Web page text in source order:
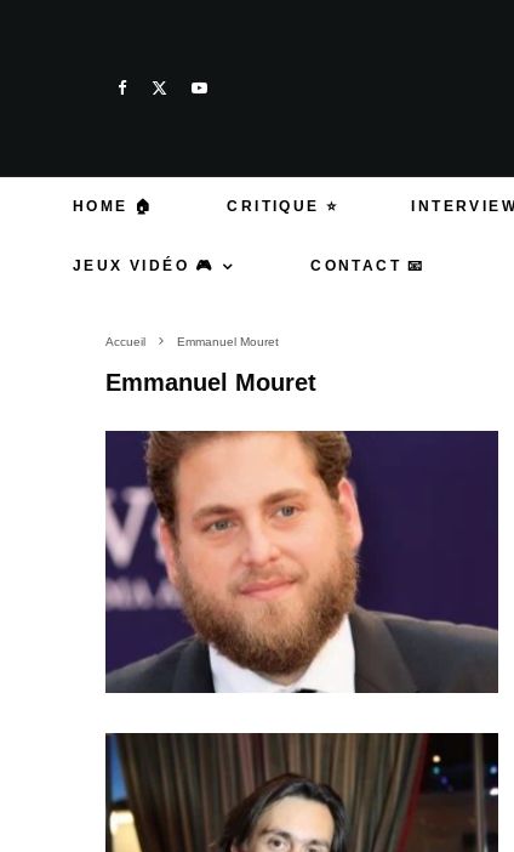
HOME 🏠 CRITIQUE ⭐
JEUX VIDÉO 🎮 CONTACT 📧
Accueil Emmanuel Mouret
Emmanuel Mouret